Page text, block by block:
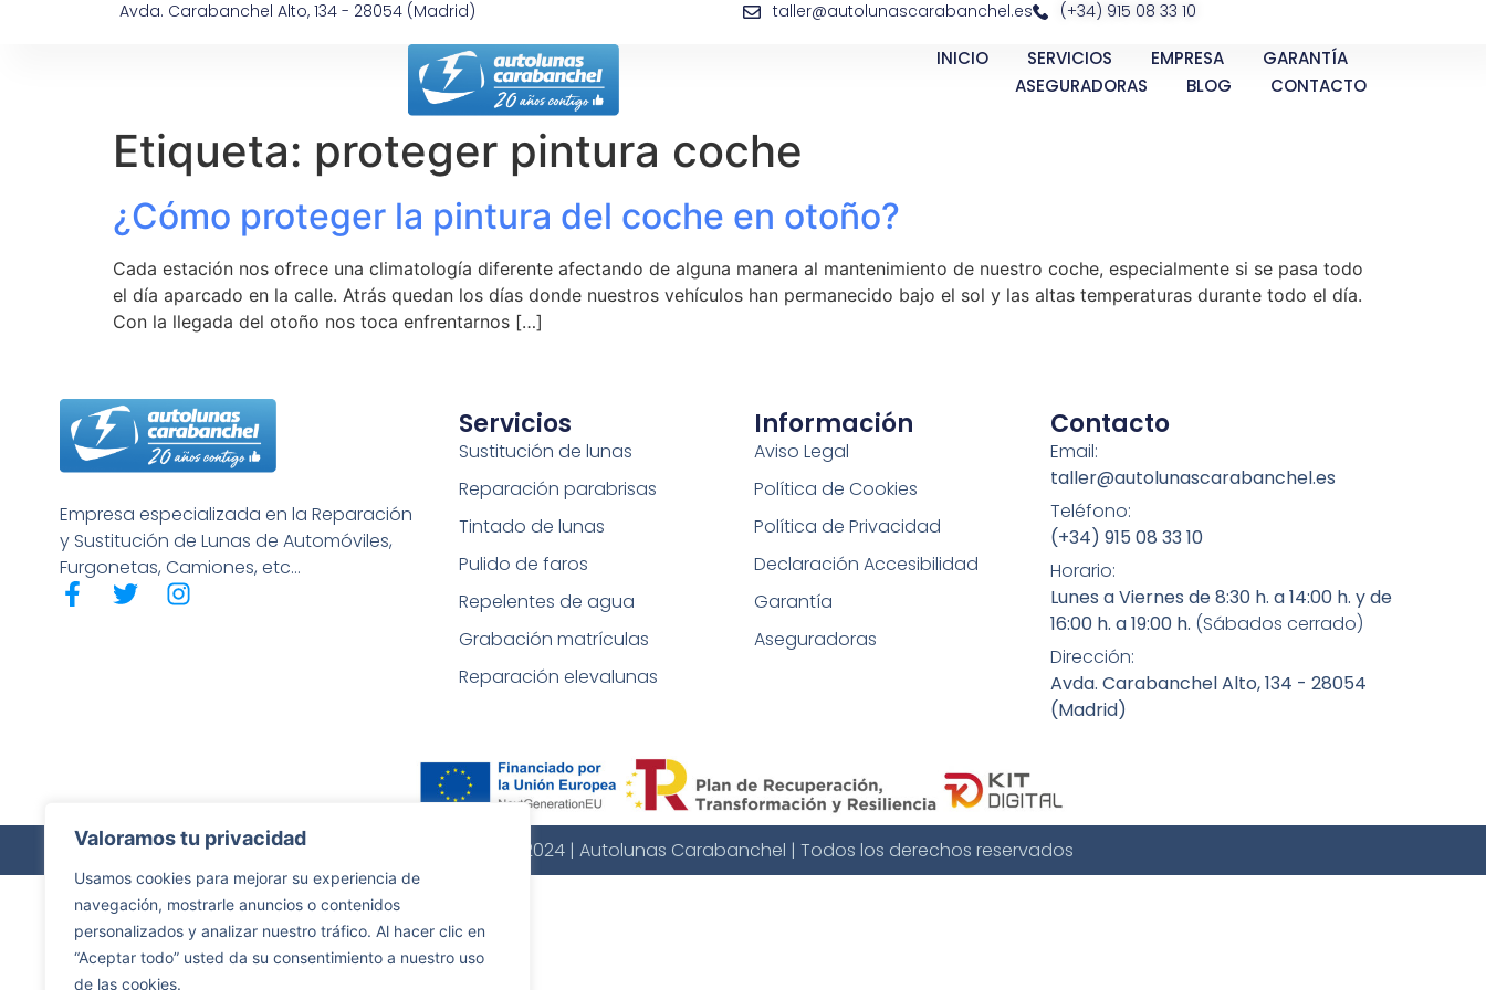
Valoramos tu privacidad
Usamos cookies para mejorar su experiencia de
navegación, mostrarle anuncios o contenidos
personalizados y analizar nuestro tráfico. Al hacer clic en
“Aceptar todo” usted da su consentimiento a nuestro uso
de las cookies.
Avda. Carabanchel Alto, 134 - 28054 (Madrid) taller@autolunascarabanchel.es (+34) 915 08 33 10
INICIO SERVICIOS EMPRESA
GARANTÍA
ASEGURADORAS
BLOG CONTACTO
Etiqueta: proteger pintura coche
¿Cómo proteger la pintura del coche en otoño?
Cada estación nos ofrece una climatología diferente afectando de alguna manera al mantenimiento de nuestro coche, especialmente si se pasa todo
el día aparcado en la calle. Atrás quedan los días donde nuestros vehículos han permanecido bajo el sol y las altas temperaturas durante todo el día.
Con la llegada del otoño nos toca enfrentarnos […]
Empresa especializada en la Reparación
y Sustitución de Lunas de Automóviles,
Furgonetas, Camiones, etc…
Servicios
Sustitución de lunas
Reparación parabrisas
Tintado de lunas
Pulido de faros
Repelentes de agua
Grabación matrículas
Reparación elevalunas
Información
Aviso Legal
Política de Cookies
Política de Privacidad
Declaración Accesibilidad
Garantía
Aseguradoras
Contacto
Email:
taller@autolunascarabanchel.es
Teléfono:
(+34) 915 08 33 10
Horario:
Lunes a Viernes de 8:30 h. a 14:00 h. y de
16:00 h. a 19:00 h. (Sábados cerrado)
Dirección:
Avda. Carabanchel Alto, 134 - 28054
(Madrid)
Copyright © 2024 | Autolunas Carabanchel | Todos los derechos reservados